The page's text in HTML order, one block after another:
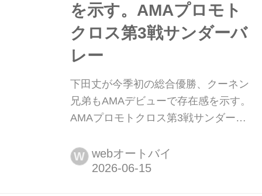
を示す。AMAプロモト
クロス第3戦サンダーバ
レー
下田丈が今季初の総合優勝、クーネン
兄弟もAMAデビューで存在感を示す。
AMAプロモトクロス第3戦サンダーバ
サンダーバレー・モトクロスパーク
で、2026 AMAプロモトクロス選手権
W webオートバイ